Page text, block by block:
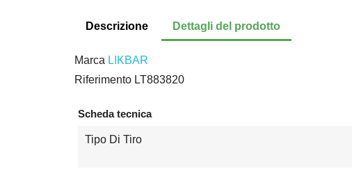
Descrizione Dettagli del prodotto
Marca LIKBAR
Riferimento LT883820
Scheda tecnica
Tipo Di Tiro